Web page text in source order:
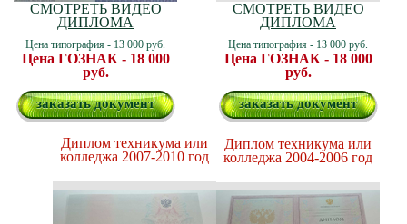
СМОТРЕТЬ ВИДЕО
ДИПЛОМА
Цена типография - 13 000 руб.
Цена ГОЗНАК - 18 000
руб.
заказать документ
СМОТРЕТЬ ВИДЕО
ДИПЛОМА
Цена типография - 13 000 руб.
Цена ГОЗНАК - 18 000
руб.
заказать документ
Диплом техникума или
колледжа 2007-2010 год
Диплом техникума или
колледжа 2004-2006 год